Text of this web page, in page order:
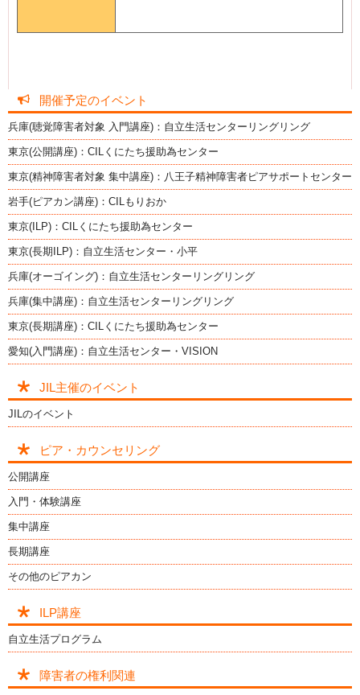
開催予定のイベント
兵庫(聴覚障害者対象 入門講座)：自立生活センターリングリング
東京(公開講座)：CILくにたち援助為センター
東京(精神障害者対象 集中講座)：八王子精神障害者ピアサポートセンター
岩手(ピアカン講座)：CILもりおか
東京(ILP)：CILくにたち援助為センター
東京(長期ILP)：自立生活センター・小平
兵庫(オーゴイング)：自立生活センターリングリング
兵庫(集中講座)：自立生活センターリングリング
東京(長期講座)：CILくにたち援助為センター
愛知(入門講座)：自立生活センター・VISION
JIL主催のイベント
JILのイベント
ピア・カウンセリング
公開講座
入門・体験講座
集中講座
長期講座
その他のピアカン
ILP講座
自立生活プログラム
障害者の権利関連